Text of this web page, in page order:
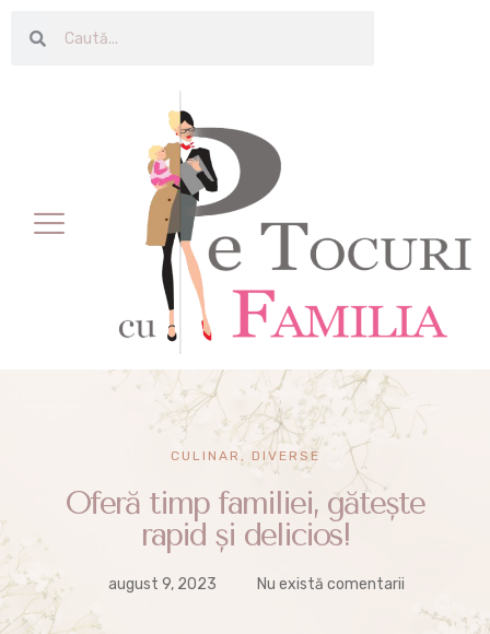
CULINAR , DIVERSE
Oferă timp familiei, gătește
rapid și delicios!
august 9, 2023 Nu există comentarii